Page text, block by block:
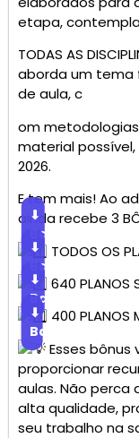
etapa,
TODAS AS
aborda um tema
de aula, c
om
material
2026.
E tem mais! Ao
ainda recebe 3
⬇
Baixar
TODOS OS
⬇
Baixar
640 PLANOS
⬇
Baixar
400 PLANOS
⬇
Baixar
Esses
proporcionar
aulas. Não perca
alta qualidade,
seu trabalho na